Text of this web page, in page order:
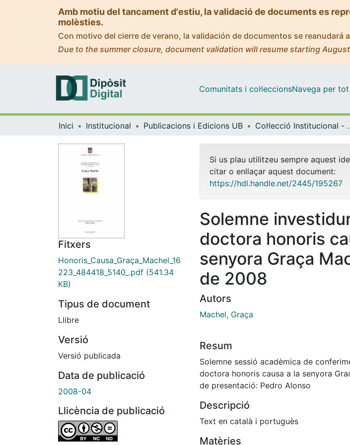
Amb motiu del tancament d'estiu, la validació de documents es
molèsties.
Con motivo del cierre de verano, la validación de documentos se
Due to the summer closure, document validation will resume starting
Comunitats i col·leccionsNavega per
Inici Institucional Publicacions i Edicions UB Col·lecció
Fitxers
Honoris_Causa_Graça_Machel_16
223_484418_5140_.pdf (541.34
KB)
Tipus de document
Llibre
Versió
Versió publicada
Data de publicació
2008-04
Llicència de publicació
Si us plau utilitzeu sempre aquest
citar o enllaçar aquest document:
https://hdl.handle.net/2445/195267
Solemne
doctora honoris
senyora Graça
de 2008
Autors
Machel, Graça
Resum
Solemne sessió acadèmica de
doctora honoris causa a la senyora
de presentació: Pedro Alonso
Descripció
Text en català i portuguès
Matèries